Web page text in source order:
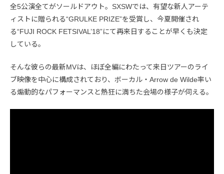
全5公演全てがソールドアウト。SXSWでは、有望な新人アーテ
ィストに贈られる“GRULKE PRIZE”を受賞し、今夏開催され
る“FUJI ROCK FETSIVAL’18”にて再来日することが早くも決定
している。
そんな彼らの最新MVは、ほぼ全編にわたって来日ツアーのライ
ブ映像を中心に構成されており、ボーカル・Arrow de Wilde率い
る煽動的なパフォーマンスと熱狂に満ちた会場の様子が伺える。